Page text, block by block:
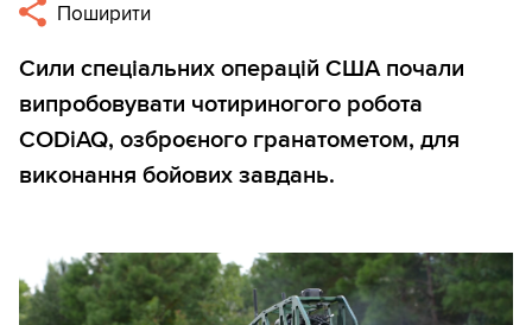
Поширити
Сили спеціальних операцій США почали
випробовувати чотириногого робота
CODiAQ, озброєного гранатометом, для
виконання бойових завдань.